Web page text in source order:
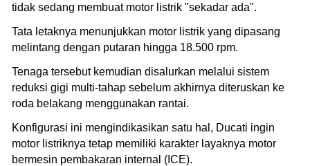
tidak sedang membuat motor listrik "sekadar ada".
Tata letaknya menunjukkan motor listrik yang dipasang
melintang dengan putaran hingga 18.500 rpm.
Tenaga tersebut kemudian disalurkan melalui sistem
reduksi gigi multi-tahap sebelum akhirnya diteruskan ke
roda belakang menggunakan rantai.
Konfigurasi ini mengindikasikan satu hal, Ducati ingin
motor listriknya tetap memiliki karakter layaknya motor
bermesin pembakaran internal (ICE).